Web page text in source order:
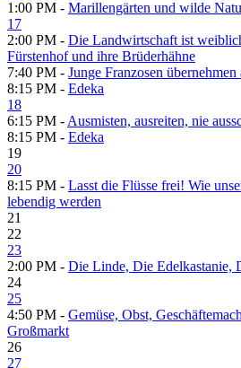
1:00 PM - Marillengärten und wilde
17
2:00 PM - Die Landwirtschaft ist
Fürstenhof und ihre Brüderhähne
7:40 PM - Junge Franzosen
8:15 PM - Edeka
18
6:15 PM - Ausmisten, ausreiten, nie
8:15 PM - Edeka
19
20
8:15 PM - Lasst die Flüsse frei! Wie
lebendig werden
21
22
23
2:00 PM - Die Linde, Die Edelkastanie,
24
25
4:50 PM - Gemüse, Obst,
Großmarkt
26
27